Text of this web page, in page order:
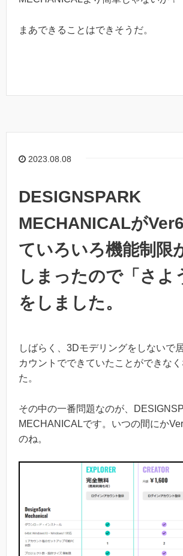
まあできることはできそうだ。
2023.08.08
DESIGNSPARK
MECHANICALが
ていろいろ機能制限
しまったので「さよ
をしました。
しばらく、3Dモデリングをしないで
カウントでできていたことができな
た。
その中の一番問題なのが、
MECHANICALです。いつの間にか
のね。